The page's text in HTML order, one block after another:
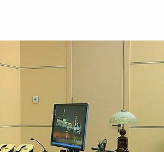
по направлению «Экономика
по экономическим
распространению новой